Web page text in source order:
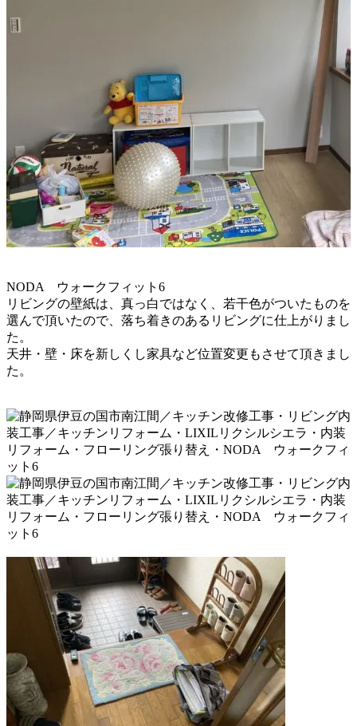
NODA ウォークフィット6
リビングの壁紙は、真っ白ではなく、若干色がついたものを
選んで頂いたので、落ち着きのあるリビングに仕上がりまし
た。
天井・壁・床を新しくし家具など位置変更もさせて頂きまし
た。